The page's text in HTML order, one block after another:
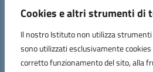
Cookies e altri strumenti di
Il nostro Istituto non utilizza
sono utilizzati esclusivamente
corretto funzionamento del sito, alla
Plesso Leone - Via Pascoli - 80038
Tel.:0813177304 - Mail:
Codice Univoco ufficio: UIECQ7
codice Meccanografico: NAIC8G1003